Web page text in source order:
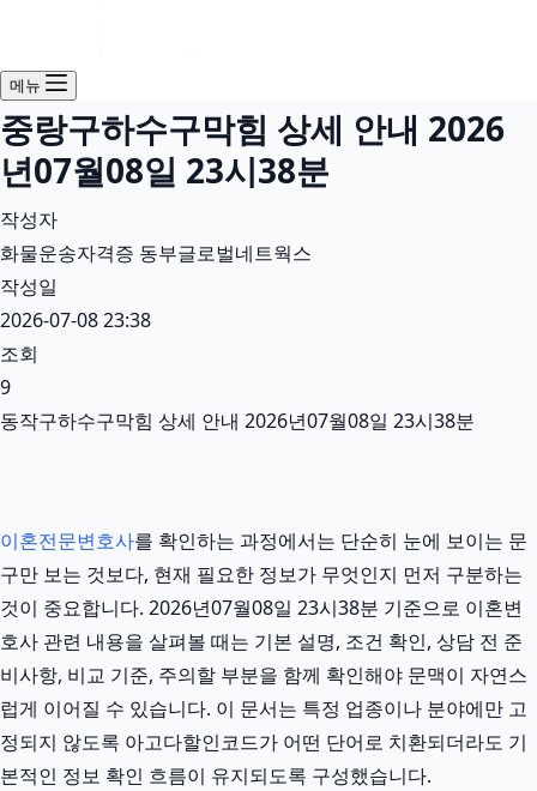
메뉴
중랑구하수구막힘 상세 안내 2026
년07월08일 23시38분
작성자
화물운송자격증 동부글로벌네트웍스
작성일
2026-07-08 23:38
조회
9
동작구하수구막힘 상세 안내 2026년07월08일 23시38분
이혼전문변호사를 확인하는 과정에서는 단순히 눈에 보이는 문
구만 보는 것보다, 현재 필요한 정보가 무엇인지 먼저 구분하는
것이 중요합니다. 2026년07월08일 23시38분 기준으로 이혼변
호사 관련 내용을 살펴볼 때는 기본 설명, 조건 확인, 상담 전 준
비사항, 비교 기준, 주의할 부분을 함께 확인해야 문맥이 자연스
럽게 이어질 수 있습니다. 이 문서는 특정 업종이나 분야에만 고
정되지 않도록 아고다할인코드가 어떤 단어로 치환되더라도 기
본적인 정보 확인 흐름이 유지되도록 구성했습니다.